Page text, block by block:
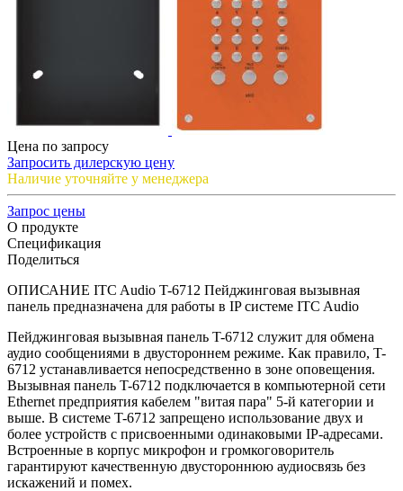
Цена по запросу
Запросить дилерскую цену
Наличие уточняйте у менеджера
Запрос цены
О продукте
Спецификация
Поделиться
ОПИСАНИЕ ITC Audio T-6712 Пейджинговая вызывная
панель предназначена для работы в IP системе ITC Audio
Пейджинговая вызывная панель T-6712 служит для обмена
аудио сообщениями в двустороннем режиме. Как правило, T-
6712 устанавливается непосредственно в зоне оповещения.
Вызывная панель T-6712 подключается в компьютерной сети
Ethernet предприятия кабелем "витая пара" 5-й категории и
выше. В системе T-6712 запрещено использование двух и
более устройств с присвоенными одинаковыми IP-адресами.
Встроенные в корпус микрофон и громкоговоритель
гарантируют качественную двустороннюю аудиосвязь без
искажений и помех.